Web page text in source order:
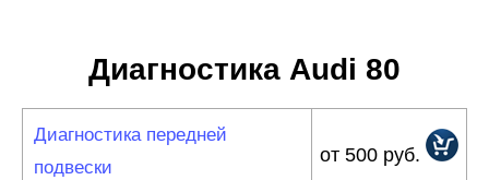
Диагностика Audi 80
Диагностика передней
подвески
от 500 руб.